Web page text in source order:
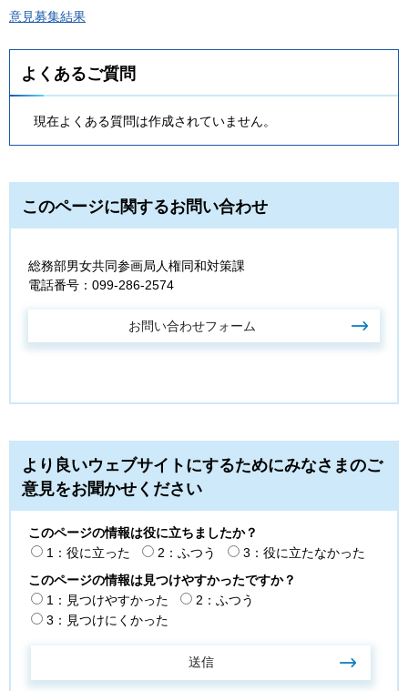
意見募集結果
よくあるご質問
現在よくある質問は作成されていません。
このページに関するお問い合わせ
総務部男女共同参画局人権同和対策課
電話番号：099-286-2574
より良いウェブサイトにするためにみなさまのご
意見をお聞かせください
このページの情報は役に立ちましたか？
1：役に立った
2：ふつう
3：役に立たなかった
このページの情報は見つけやすかったですか？
1：見つけやすかった
2：ふつう
3：見つけにくかった